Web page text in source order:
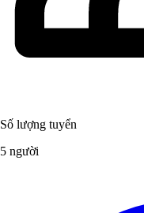
Số lượng tuyển
5 người